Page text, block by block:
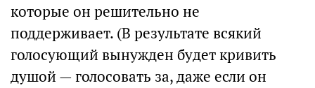
которые он решительно не
поддерживает. (В результате всякий
голосующий вынужден будет кривить
душой — голосовать за, даже если он